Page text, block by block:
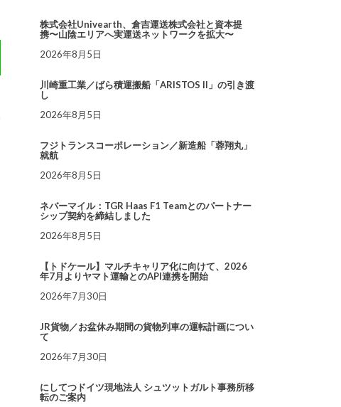
株式会社Univearth、倉吉運送株式会社と資本提
携〜山陰エリアへ実運送ネットワークを拡大〜
2026年8月5日
川崎重工業／ばら積運搬船「ARISTOS II」の引き渡
し
2026年8月5日
フジトランスコーポレーション／新造船「蓉翔丸」
就航
2026年8月5日
ネバーマイル：TGR Haas F1 Teamとのパートナー
シップ契約を締結しました
2026年8月5日
【トドケール】マルチキャリア化に向けて、2026
年7月よりヤマト運輸とのAPI連携を開始
2026年7月30日
JR貨物／お盆休み期間の貨物列車の運転計画につい
て
2026年7月30日
にしてつドイツ現地法人 シュツットガルト事務所移
転のご案内